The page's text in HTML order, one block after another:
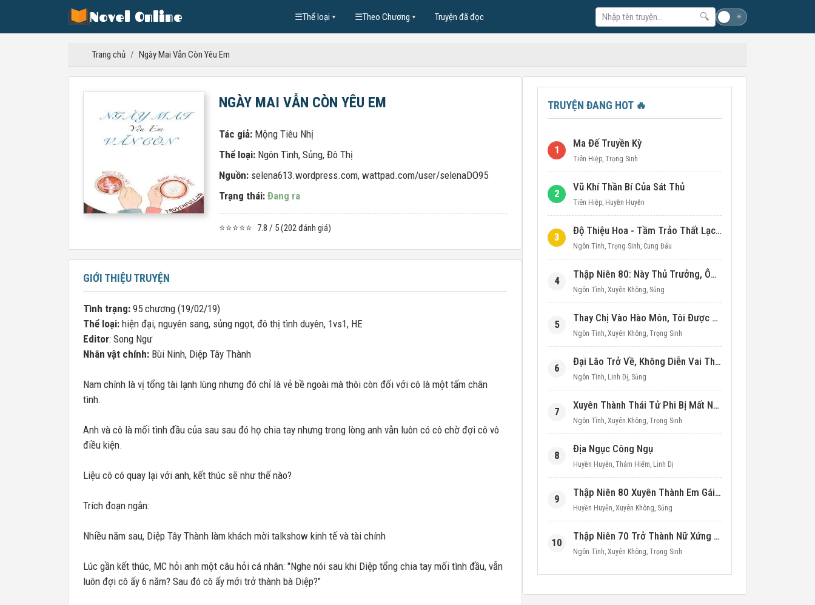
Novel Online ☰Thể loại ▼ ☰Theo Chương ▼ Truyện đã đọc 🔍 ☀
Trang chủ / Ngày Mai Vẫn Còn Yêu Em
NGÀY MAI VẪN CÒN YÊU EM
Tác giả: Mộng Tiêu Nhị
Thể loại: Ngôn Tình, Sủng, Đô Thị
Nguồn: selena613.wordpress.com, wattpad.com/user/selenaDO95
Trạng thái: Đang ra
⭐⭐⭐⭐⭐ 7.8 / 5 (202 đánh giá)
GIỚI THIỆU TRUYỆN
Tình trạng: 95 chương (19/02/19)
Thể loại: hiện đại, nguyên sang, sủng ngọt, đô thị tình duyên, 1vs1, HE
Editor: Song Ngư
Nhân vật chính: Bùi Ninh, Diệp Tây Thành
Nam chính là vị tổng tài lạnh lùng nhưng đó chỉ là vẻ bề ngoài mà thôi còn đối với cô là một tấm chân
tình.
Anh và cô là mối tình đầu của sau sau đó họ chia tay nhưng trong lòng anh vẫn luôn có cô chờ đợi cô vô
điều kiện.
Liệu cô có quay lại với anh, kết thúc sẽ như thế nào?
Trích đoạn ngắn:
Nhiều năm sau, Diệp Tây Thành làm khách mời talkshow kinh tế và tài chính
Lúc gần kết thúc, MC hỏi anh một câu hỏi cá nhân: "Nghe nói sau khi Diệp tổng chia tay mối tình đầu, vẫn
luôn đợi cô ấy 6 năm? Sau đó cô ấy mới trở thành bà Diệp?"
TRUYỆN ĐANG HOT 🔥
1
Ma Đế Truyền Kỳ
Tiên Hiệp, Trọng Sinh
2
Vũ Khí Thần Bí Của Sát Thủ
Tiên Hiệp, Huyền Huyễn
3
Độ Thiệu Hoa - Tầm Trảo Thất Lạc Đích Ái Tình
Ngôn Tình, Trọng Sinh, Cung Đấu
4
Thập Niên 80: Này Thủ Trưởng, Ôm Một Cái Đi!
Ngôn Tình, Xuyên Không, Sủng
5
Thay Chị Vào Hào Môn, Tôi Được Cưng Chiều Hết Mực (Thập Niên 90)
Ngôn Tình, Xuyên Không, Trọng Sinh
6
Đại Lão Trở Về, Không Diễn Vai Thiên Kim Giả Nữa
Ngôn Tình, Linh Dị, Sủng
7
Xuyên Thành Thái Tử Phi Bị Mất Nước
Ngôn Tình, Xuyên Không, Trọng Sinh
8
Địa Ngục Công Ngụ
Huyền Huyễn, Thám Hiểm, Linh Dị
9
Thập Niên 80 Xuyên Thành Em Gái Học Bá
Huyền Huyễn, Xuyên Không, Sủng
10
Thập Niên 70 Trở Thành Nữ Xứng Nuôi Con Làm Giàu
Ngôn Tình, Xuyên Không, Trọng Sinh